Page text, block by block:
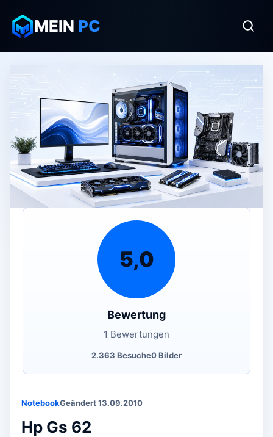
MEIN PC
NotebookGeändert 13.09.2010
Hp Gs 62
5,0
Bewertung
1 Bewertungen
2.363 Besuche0 Bilder